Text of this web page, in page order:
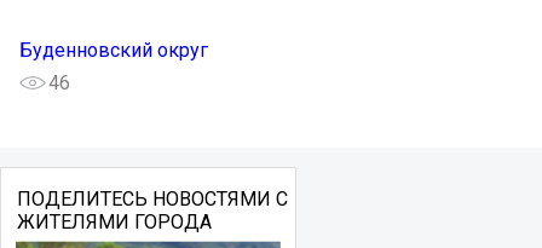
Буденновский округ
46
ПОДЕЛИТЕСЬ НОВОСТЯМИ С
ЖИТЕЛЯМИ ГОРОДА